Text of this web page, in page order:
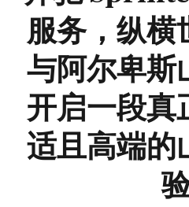
服务，纵横
与阿尔卑斯
开启一段真
适且高端的